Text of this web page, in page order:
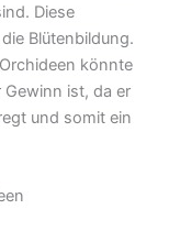
Diese
Blütenbildung.
könnte
ist, da er
und somit ein